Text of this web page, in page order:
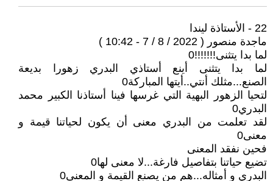
22 - الأستاذة ليندا
ماجدة منصور ( 2022 / 8 / 7 - 10:42 )
لما بدا يتثنى!!!!!!!0
لما بدا يتثنى أينع أستاذي البدري زهورا بديعة
الصنع...مثلك أنتي..أيتها المباركة0
لتحيا الزهور البهية التي غرسها فينا أستاذنا الكبير محمد
البدري0
لقد تعلمت من البدري معنى أن يكون لحياتنا قيمة و
معنى0
فحين نفقد المعنى
تضيع حياتنا بتفاصيل فارغة...لا معنى لها0
البدري و أمثاله...هم من يصنع القيمة و المعنى0